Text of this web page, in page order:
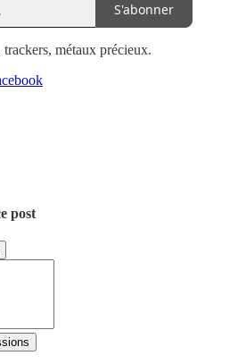
S'abonner
métaux précieux.
post